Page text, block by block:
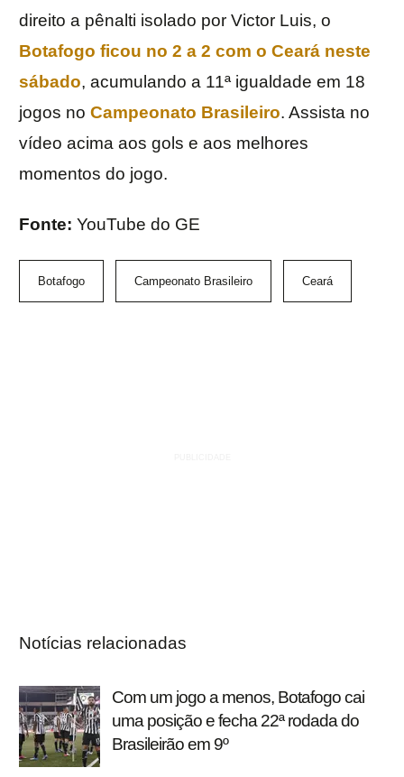
direito a pênalti isolado por Victor Luis, o
Botafogo ficou no 2 a 2 com o Ceará neste
sábado, acumulando a 11ª igualdade em 18
jogos no Campeonato Brasileiro. Assista no
vídeo acima aos gols e aos melhores
momentos do jogo.
Fonte: YouTube do GE
Botafogo Campeonato Brasileiro Ceará
Notícias relacionadas
Com um jogo a menos, Botafogo cai
uma posição e fecha 22ª rodada do
Brasileirão em 9º